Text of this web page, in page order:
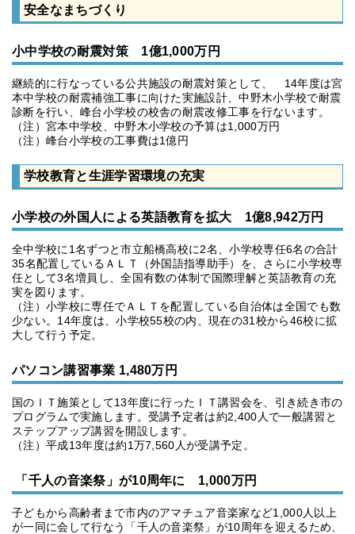
安全なまちづくり
小中学校の耐震対策 1億1,000万円
継続的に行なっている公共施設の耐震対策として、 14年度は宮
本中学校の耐震補強工事に向けた実施設計、中野木小学校で耐震
診断を行い、峰台小学校の校舎の耐震改修工事を行ないます。
（注）宮本中学校、中野木小学校の予算は1,000万円
（注）峰台小学校の工事費は1億円
学校教育と生涯学習環境の充実
小学校の外国人による英語教育を拡大 1億8,942万円
全中学校に1名ずつと市立船橋高校に2名、小学校専任6名の合計
35名配置しているＡＬＴ（外国語指導助手）を、さらに小学校専
任として3名増員し、全国有数の体制で国際理解と英語教育の充
実を図ります。
（注）小学校に専任でＡＬＴを配置している自治体は全国でも数
少ない。14年度は、小学校55校の内、現在の31校から46校に拡
大して行う予定。
パソコン講習事業 1,480万円
国のＩＴ施策として13年度に行ったＩＴ講習会を、引き続き市の
プログラムで実施します。受講予定者は約2,400人で一般講習と
ステップアップ講習を開設します。
（注）平成13年度は約1万7,560人が受講予定。
「千人の音楽祭」が10周年に 1,000万円
子どもから高齢者まで市内のアマチュア音楽家など1,000人以上
が一同に会して行なう「千人の音楽祭」が10周年を迎えるため、